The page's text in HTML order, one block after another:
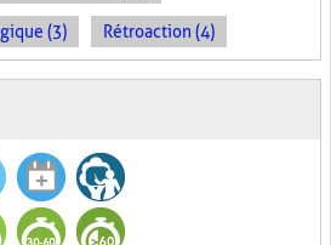
(3) Rétroaction (4)